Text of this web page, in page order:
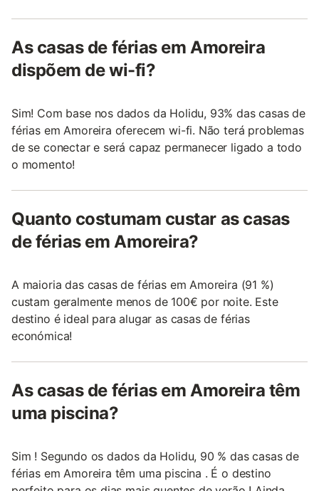
As casas de férias em Amoreira
dispõem de wi-fi?
Sim! Com base nos dados da Holidu, 93% das casas de
férias em Amoreira oferecem wi-fi. Não terá problemas
de se conectar e será capaz permanecer ligado a todo
o momento!
Quanto costumam custar as casas
de férias em Amoreira?
A maioria das casas de férias em Amoreira (91 %)
custam geralmente menos de 100€ por noite. Este
destino é ideal para alugar as casas de férias
económica!
As casas de férias em Amoreira têm
uma piscina?
Sim ! Segundo os dados da Holidu, 90 % das casas de
férias em Amoreira têm uma piscina . É o destino